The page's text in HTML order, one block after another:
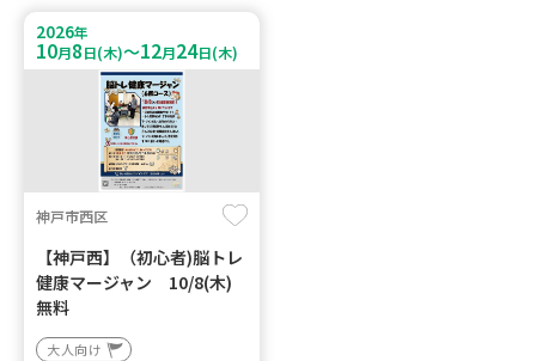
2026年
10月8日(木)～12月24日(木)
神戸市西区
【神戸西】（初心者)脳トレ
健康マージャン 10/8(木)
無料
大人向け